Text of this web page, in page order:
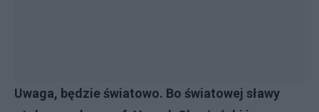
Uwaga, będzie światowo. Bo światowej sławy